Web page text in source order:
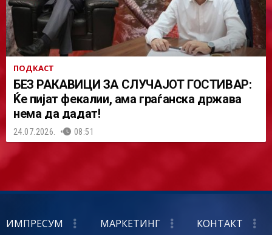
ПОДКАСТ
БЕЗ РАКАВИЦИ ЗА СЛУЧАЈОТ ГОСТИВАР:
Ќе пијат фекалии, ама граѓанска држава
нема да дадат!
24.07.2026. 08:51
ИМПРЕСУМ МАРКЕТИНГ КОНТАКТ